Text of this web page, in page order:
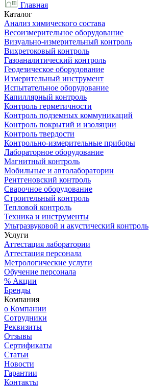
Главная
Каталог
Анализ химического состава
Весоизмерительное оборудование
Визуально-измерительный контроль
Вихретоковый контроль
Газоаналитический контроль
Геодезическое оборудование
Измерительный инструмент
Испытательное оборудование
Капиллярный контроль
Контроль герметичности
Контроль подземных коммуникаций
Контроль покрытий и изоляции
Контроль твердости
Контрольно-измерительные приборы
Лабораторное оборудование
Магнитный контроль
Мобильные и автолаборатории
Рентгеновский контроль
Сварочное оборудование
Строительный контроль
Тепловой контроль
Техника и инструменты
Ультразвуковой и акустический контроль
Услуги
Аттестация лаборатории
Аттестация персонала
Метрологические услуги
Обучение персонала
% Акции
Бренды
Компания
о Компании
Сотрудники
Реквизиты
Отзывы
Сертификаты
Статьи
Новости
Гарантии
Контакты